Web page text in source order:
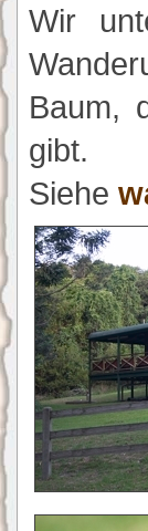
Wir
Baum,
gibt.
Siehe